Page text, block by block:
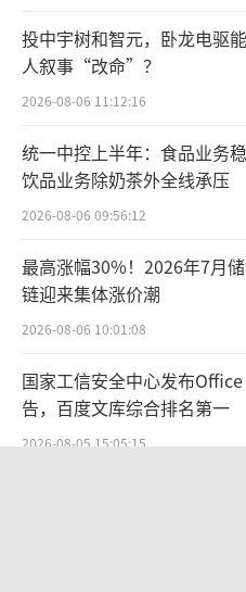
交易的卖方康溢
代表人为李明志，注册
营范围包括提炼、生
药品、美容护肤等。
此次更换转让品
排，合作金额仍然按
制药尚未公布此次交
易金额在方盛制药董
近年来，本土老
港本地零售很难实现
投中宇树和智元，卧龙电驱
人叙事“改命”？
2026-08-06 11:12:16
统一中控上半年：食品业务稳
饮品业务除奶茶外全线承压
2026-08-06 09:56:12
最高涨幅30%！2026年7月
链迎来集体涨价潮
2026-08-06 10:01:08
国家工信安全中心发布
告，百度文库综合排名第一
2026-08-05 15:05:15